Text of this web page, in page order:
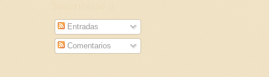
Entradas
Comentarios